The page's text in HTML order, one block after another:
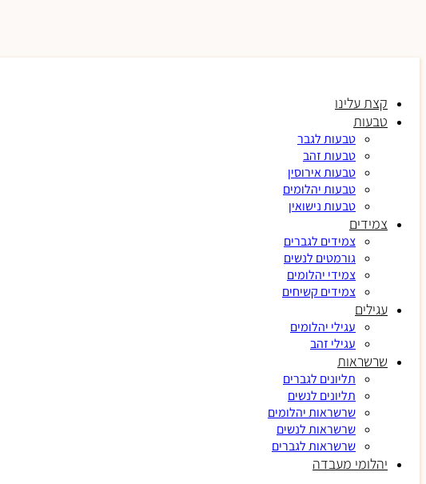
קצת עלינו
טבעות
טבעות לגבר
טבעות זהב
טבעות אירוסין
טבעות יהלומים
טבעות נישואין
צמידים
צמידים לגברים
גורמטים לנשים
צמידי יהלומים
צמידים קשיחים
עגילים
עגילי יהלומים
עגילי זהב
שרשראות
תליונים לגברים
תליונים לנשים
שרשראות יהלומים
שרשראות לנשים
שרשראות לגברים
יהלומי מעבדה